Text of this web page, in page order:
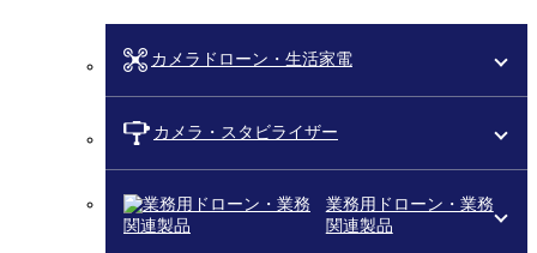
カメラドローン・生活家電
カメラ・スタビライザー
業務用ドローン・業務
関連製品